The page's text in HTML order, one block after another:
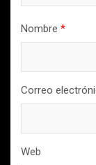
Nombre *
Correo
Web